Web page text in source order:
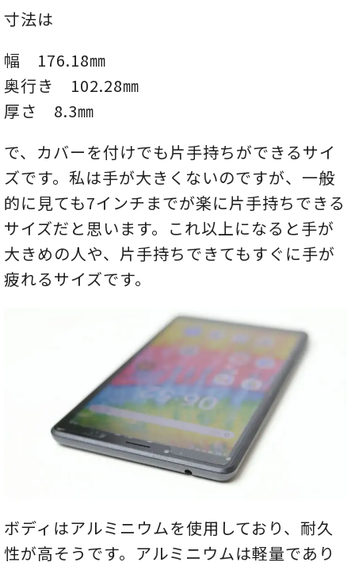
寸法は
幅 176.18㎜
奥行き 102.28㎜
厚さ 8.3㎜
で、カバーを付けでも片手持ちができるサイ
ズです。私は手が大きくないのですが、一般
的に見ても7インチまでが楽に片手持ちできる
サイズだと思います。これ以上になると手が
大きめの人や、片手持ちできてもすぐに手が
疲れるサイズです。
ボディはアルミニウムを使用しており、耐久
性が高そうです。アルミニウムは軽量であり